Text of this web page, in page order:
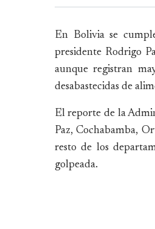
En Bolivia se
presidente Rodrigo
aunque registran
desabastecidas de
El reporte de la
Paz, Cochabamba,
resto de los
golpeada.